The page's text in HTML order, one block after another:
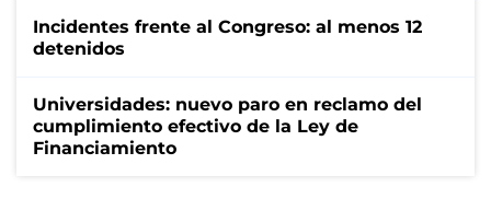
Incidentes frente al Congreso: al menos 12
detenidos
Universidades: nuevo paro en reclamo del
cumplimiento efectivo de la Ley de
Financiamiento